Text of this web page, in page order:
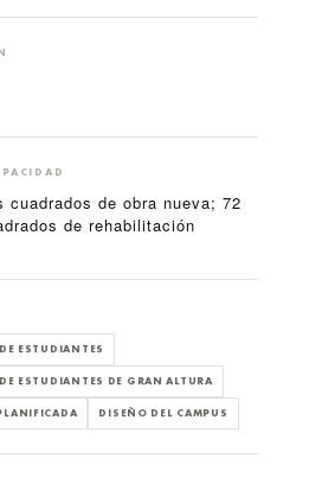
cuadrados de obra nueva; 72
de rehabilitación
ESTUDIANTES
ESTUDIANTES DE GRAN ALTURA
DISEÑO DEL CAMPUS